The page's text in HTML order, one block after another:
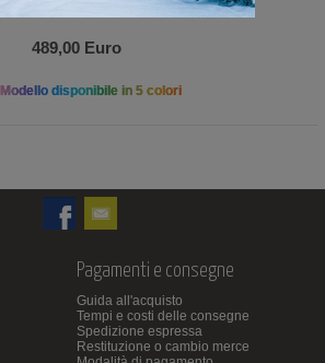
489,00 Euro
Modello disponibile in 5 colori
Pagamenti e consegne
Guida all'acquisto
Tempi e costi delle consegne
Spedizione espressa
Restituzione o cambio merce